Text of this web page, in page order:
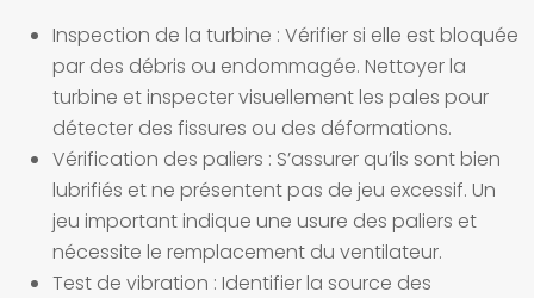
Inspection de la turbine : Vérifier si elle est bloquée
par des débris ou endommagée. Nettoyer la
turbine et inspecter visuellement les pales pour
détecter des fissures ou des déformations.
Vérification des paliers : S’assurer qu’ils sont bien
lubrifiés et ne présentent pas de jeu excessif. Un
jeu important indique une usure des paliers et
nécessite le remplacement du ventilateur.
Test de vibration : Identifier la source des